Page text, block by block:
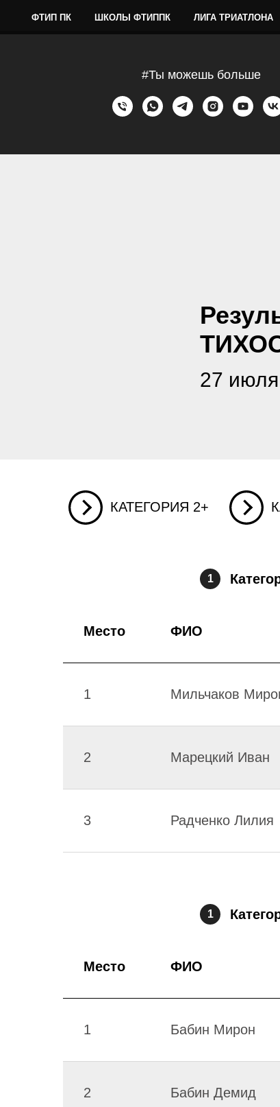
ФТИП ПК ШКОЛЫ ФТИППК ЛИГА ТРИАТЛОНА
#Ты можешь больше
27 июля
КАТЕГОРИЯ 2+
1
Место ФИО
1 Мильчаков
2 Марецкий Иван
3 Радченко Лилия
1
Место ФИО
1 Бабин Мирон
2 Бабин Демид